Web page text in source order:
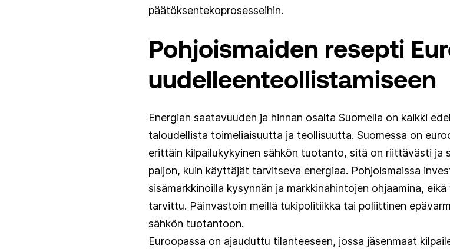
päätöksentekoprosesseihin.
Pohjoismaiden resepti
uudelleenteollistamiseen
Energian saatavuuden ja hinnan osalta Suomella on kaikki
taloudellista toimeliaisuutta ja teollisuutta. Suomessa on
erittäin kilpailukykyinen sähkön tuotanto, sitä on riittävästi ja
paljon, kuin käyttäjät tarvitseva energiaa. Pohjoismaissa
sisämarkkinoilla kysynnän ja markkinahintojen ohjaamina,
tarvittu. Päinvastoin meillä tukipolitiikka tai poliittinen
sähkön tuotantoon.
Euroopassa on ajauduttu tilanteeseen, jossa jäsenmaat